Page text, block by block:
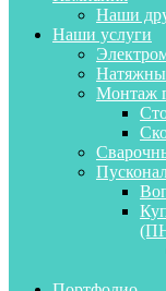
Наши
Наши услуги
Монтаж